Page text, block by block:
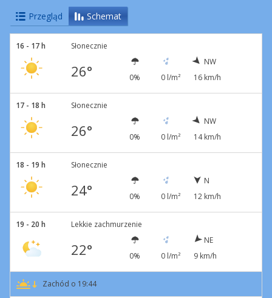
Przegląd Schemat
16 - 17 h Słonecznie
26° 0% 0 l/m²
NW
16 km/h
17 - 18 h Słonecznie
26° 0% 0 l/m²
NW
14 km/h
18 - 19 h Słonecznie
24° 0% 0 l/m²
N
12 km/h
19 - 20 h Lekkie zachmurzenie
22° 0% 0 l/m²
NE
9 km/h
Zachód o 19:44